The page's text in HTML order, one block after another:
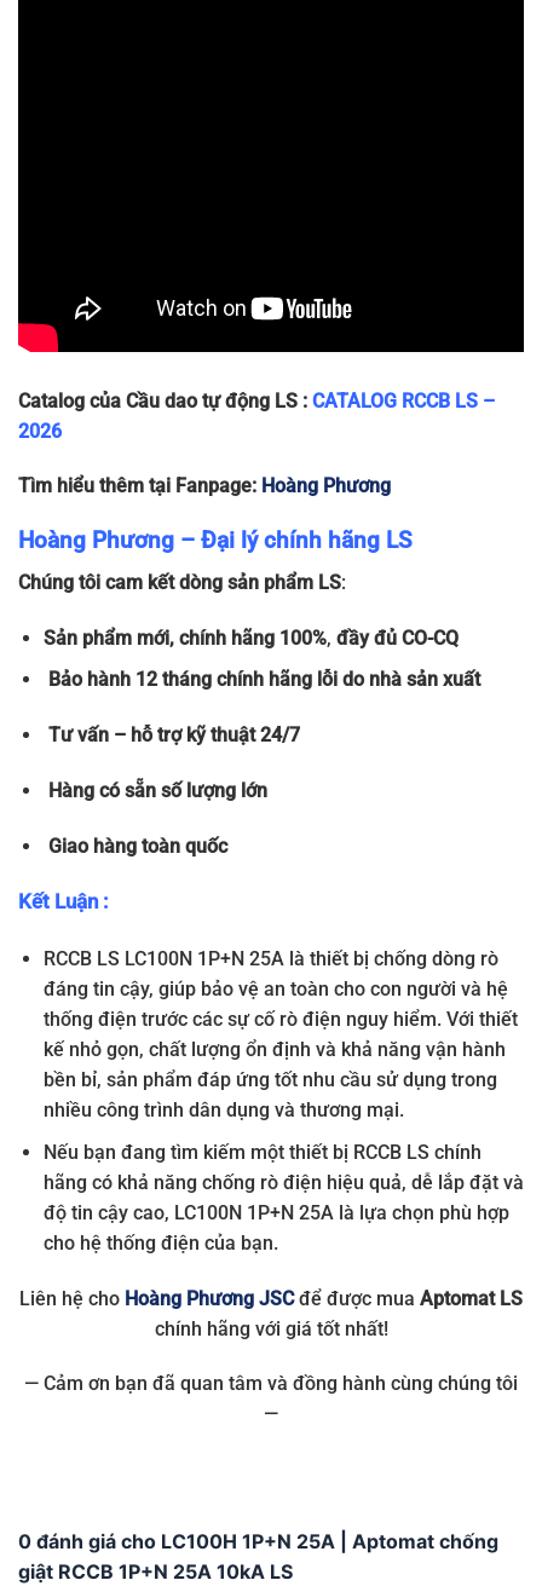
Catalog của Cầu dao tự động LS : CATALOG RCCB LS –
2026
Tìm hiểu thêm tại Fanpage: Hoàng Phương
Hoàng Phương – Đại lý chính hãng LS
Chúng tôi cam kết dòng sản phẩm LS:
Sản phẩm mới, chính hãng 100%, đầy đủ CO-CQ
Bảo hành 12 tháng chính hãng lỗi do nhà sản xuất
Tư vấn – hỗ trợ kỹ thuật 24/7
Hàng có sẵn số lượng lớn
Giao hàng toàn quốc
Kết Luận :
RCCB LS LC100N 1P+N 25A là thiết bị chống dòng rò
đáng tin cậy, giúp bảo vệ an toàn cho con người và hệ
thống điện trước các sự cố rò điện nguy hiểm. Với thiết
kế nhỏ gọn, chất lượng ổn định và khả năng vận hành
bền bỉ, sản phẩm đáp ứng tốt nhu cầu sử dụng trong
nhiều công trình dân dụng và thương mại.
Nếu bạn đang tìm kiếm một thiết bị RCCB LS chính
hãng có khả năng chống rò điện hiệu quả, dễ lắp đặt và
độ tin cậy cao, LC100N 1P+N 25A là lựa chọn phù hợp
cho hệ thống điện của bạn.
Liên hệ cho Hoàng Phương JSCđể được mua Aptomat LS
chính hãng với giá tốt nhất!
— Cảm ơn bạn đã quan tâm và đồng hành cùng chúng tôi
—
0 đánh giá cho LC100H 1P+N 25A | Aptomat chống
giật RCCB 1P+N 25A 10kA LS